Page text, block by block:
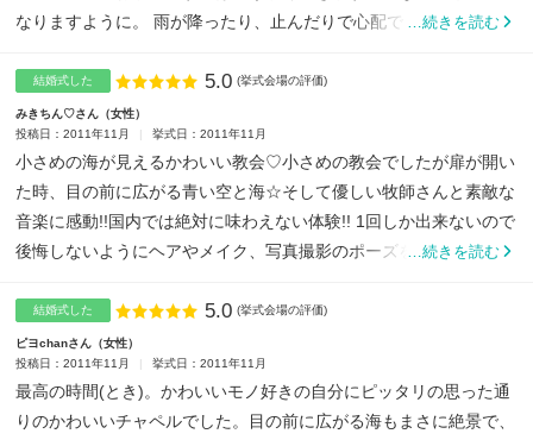
なりますように。 雨が降ったり、止んだりで心配でしたが、挙...
…続きを読む
結婚式した 点数
5.0 (挙式会場の評価)
みきちん♡さん
女性
投稿日：2011年11月
挙式日：2011年11月
小さめの海が見えるかわいい教会♡小さめの教会でしたが扉が開い
た時、目の前に広がる青い空と海☆そして優しい牧師さんと素敵な
音楽に感動!!国内では絶対に味わえない体験!! 1回しか出来ないので
後悔しないようにヘアやメイク、写真撮影のポーズを色...…続きを読む
結婚式した 点数
5.0 (挙式会場の評価)
ピヨchanさん
女性
投稿日：2011年11月
挙式日：2011年11月
最高の時間(とき)。かわいいモノ好きの自分にピッタリの思った通
りのかわいいチャペルでした。目の前に広がる海もまさに絶景で、